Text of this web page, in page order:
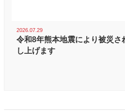
2026.07.29
令和8年熊本地震により被災さ
し上げます